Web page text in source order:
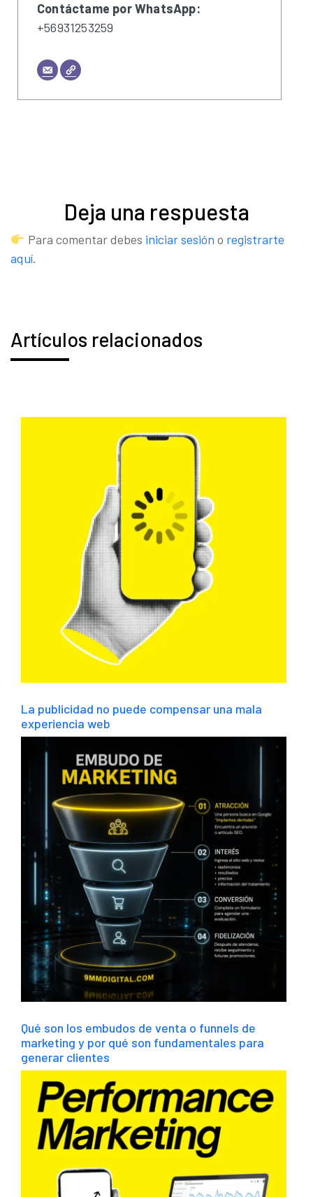
Contáctame por WhatsApp:
+56931253259
Deja una respuesta
Para comentar debes iniciar sesión o registrarte
aquí.
Artículos relacionados
La publicidad no puede compensar una mala
experiencia web
Qué son los embudos de venta o funnels de
marketing y por qué son fundamentales para
generar clientes